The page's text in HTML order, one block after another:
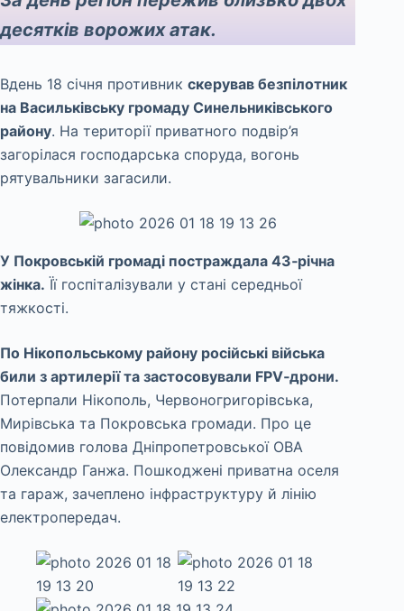
десятків ворожих атак.
Вдень 18 січня противник скерував безпілотник
на Васильківську громаду Синельниківського
району. На території приватного подвір’я
загорілася господарська споруда, вогонь
рятувальники загасили.
У Покровській громаді постраждала 43‑річна
жінка. Її госпіталізували у стані середньої
тяжкості.
По Нікопольському району російські війська
били з артилерії та застосовували FPV‑дрони.
Потерпали Нікополь, Червоногригорівська,
Мирівська та Покровська громади. Про це
повідомив голова Дніпропетровської ОВА
Олександр Ганжа. Пошкоджені приватна оселя
та гараж, зачеплено інфраструктуру й лінію
електропередач.